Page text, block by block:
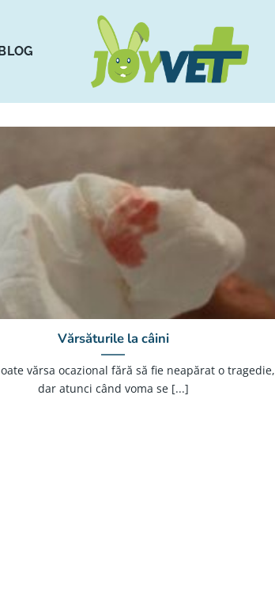
Vărsăturile la câini
vărsa ocazional fără să fie neapărat o tragedie,
dar atunci când voma se [...]